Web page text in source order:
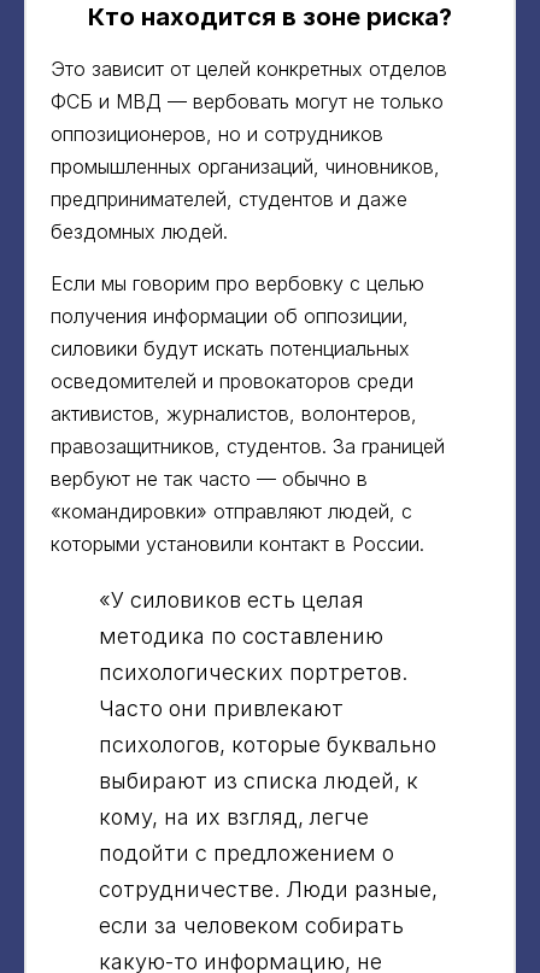
Кто находится в зоне риска?
Это зависит от целей конкретных отделов
ФСБ и МВД — вербовать могут не только
оппозиционеров, но и сотрудников
промышленных организаций, чиновников,
предпринимателей, студентов и даже
бездомных людей.
Если мы говорим про вербовку с целью
получения информации об оппозиции,
силовики будут искать потенциальных
осведомителей и провокаторов среди
активистов, журналистов, волонтеров,
правозащитников, студентов. За границей
вербуют не так часто — обычно в
«командировки» отправляют людей, с
которыми установили контакт в России.
«У силовиков есть целая
методика по составлению
психологических портретов.
Часто они привлекают
психологов, которые буквально
выбирают из списка людей, к
кому, на их взгляд, легче
подойти с предложением о
сотрудничестве. Люди разные,
если за человеком собирать
какую-то информацию, не